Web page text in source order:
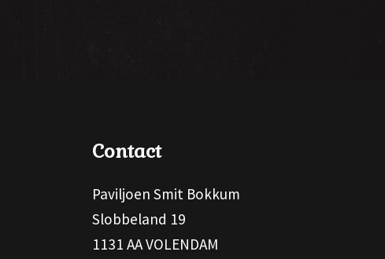
Contact
Paviljoen Smit Bokkum
Slobbeland 19
1131 AA VOLENDAM